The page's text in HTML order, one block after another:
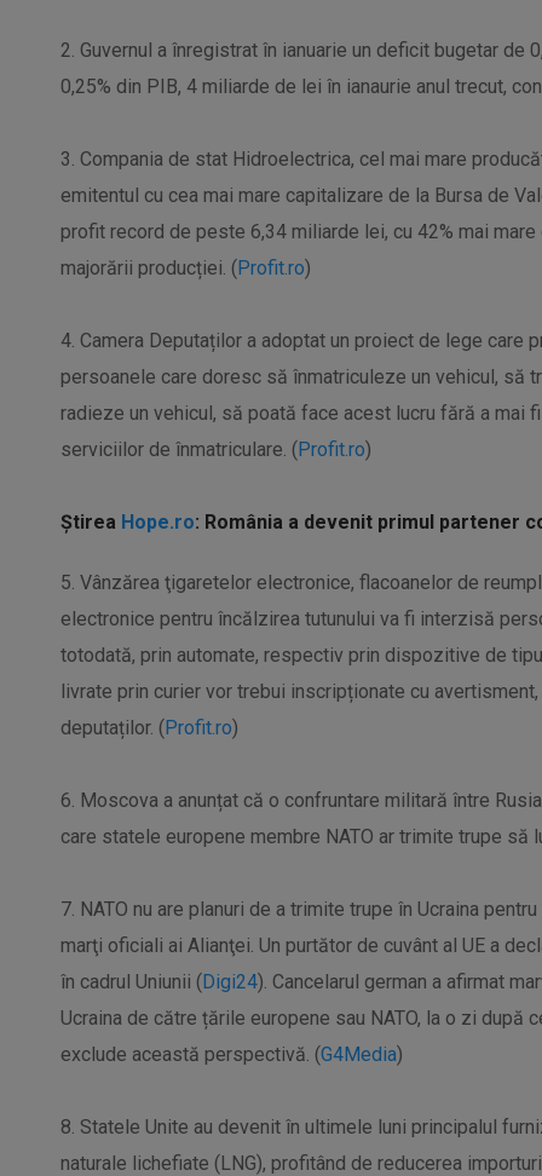
2. Guvernul a înregistrat în ianuarie un deficit bugetar de
0,25% din PIB, 4 miliarde de lei în ianaurie anul trecut,
3. Compania de stat Hidroelectrica, cel mai mare
emitentul cu cea mai mare capitalizare de la Bursa de
profit record de peste 6,34 miliarde lei, cu 42% mai
majorării producției. (Profit.ro)
4. Camera Deputaților a adoptat un proiect de lege care
persoanele care doresc să înmatriculeze un vehicul, să
radieze un vehicul, să poată face acest lucru fără a mai
serviciilor de înmatriculare. (Profit.ro)
Știrea Hope.ro: România a devenit primul partener
5. Vânzărea ţigaretelor electronice, flacoanelor de
electronice pentru încălzirea tutunului va fi interzisă
totodată, prin automate, respectiv prin dispozitive de
livrate prin curier vor trebui inscripționate cu
deputaților. (Profit.ro)
6. Moscova a anunțat că o confruntare militară între
care statele europene membre NATO ar trimite trupe să
7. NATO nu are planuri de a trimite trupe în Ucraina
marţi oficiali ai Alianţei. Un purtător de cuvânt al UE a
în cadrul Uniunii (Digi24). Cancelarul german a afirmat
Ucraina de către țările europene sau NATO, la o zi după
exclude această perspectivă. (G4Media)
8. Statele Unite au devenit în ultimele luni principalul
naturale lichefiate (LNG), profitând de reducerea